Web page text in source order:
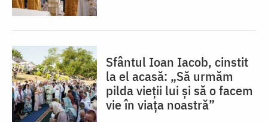
Sfântul Ioan Iacob, cinstit
la el acasă: „Să urmăm
pilda vieții lui și să o facem
vie în viața noastră”